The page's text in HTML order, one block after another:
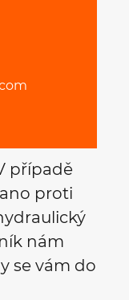
případě
proti
nám
se vám do